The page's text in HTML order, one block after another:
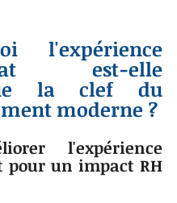
l'expérience
est-elle
la clef du
moderne ?
l'expérience
pour un impact RH